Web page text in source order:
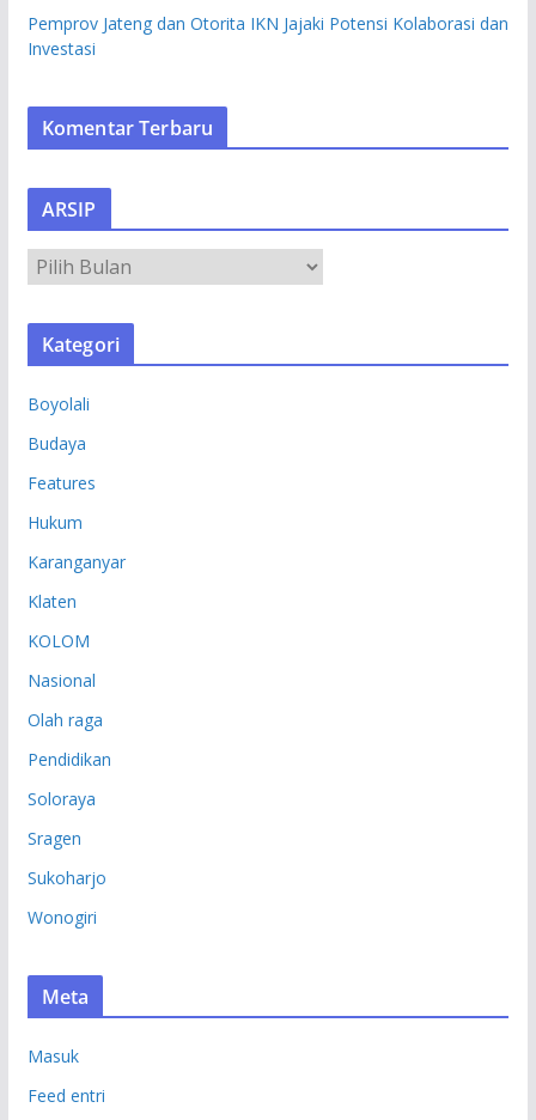
Pemprov Jateng dan Otorita IKN Jajaki Potensi Kolaborasi dan
Investasi
Komentar Terbaru
ARSIP
R
S
Kategori
Boyolali
Budaya
Features
Hukum
Karanganyar
Klaten
KOLOM
Nasional
Olah raga
Pendidikan
Soloraya
Sragen
Sukoharjo
Wonogiri
Meta
Masuk
Feed entri